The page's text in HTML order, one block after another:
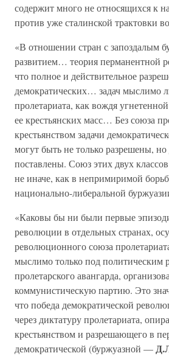
содержит много не относящихся к
против уже сталинской трактовки
«В отношении стран с запоздалым
развитием… теория перманентной
что полное и действительное
демократических… задач мыслимо
пролетариата, как вождя
ее крестьянских масс… Без союза
крестьянством задачи
могут быть не только разрешены, но
поставлены. Союз этих двух
не иначе, как в непримиримой
национально-либеральной
«Каковы бы ни были первые
революции в отдельных странах,
революционного союза
мыслимо только под политическим
пролетарского авангарда,
коммунистическую партию. Это
что победа демократической
через диктатуру пролетариата,
крестьянством и разрешающего в
демократической (буржуазной —